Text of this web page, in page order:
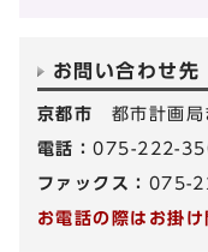
お問い合わせ先
京都市 都市計画
電話：075-222-
ファックス： 075-
お電話の際はお掛